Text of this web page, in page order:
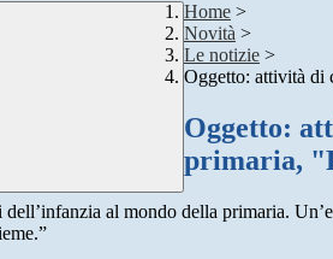
Home >
Novità >
Le notizie >
Oggetto: attività di
Oggetto:
primaria,
al mondo della primaria.